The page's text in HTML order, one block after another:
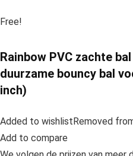
Free!
Rainbow PVC zachte
duurzame bouncy bal
inch)
Added to wishlistRemoved
Add to compare